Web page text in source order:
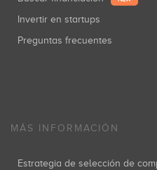
Invertir en startups
Preguntas frecuentes
MÁS INFORMACIÓN
Estrategia de selección de